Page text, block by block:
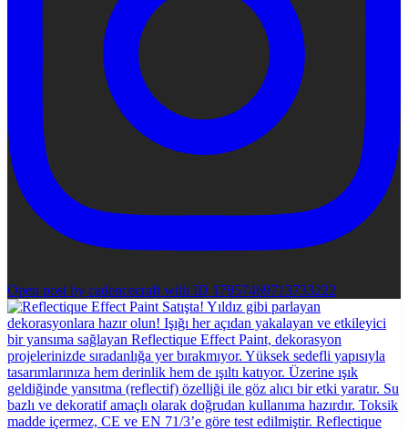
Open post by cadencecraft with ID 17957469713733222